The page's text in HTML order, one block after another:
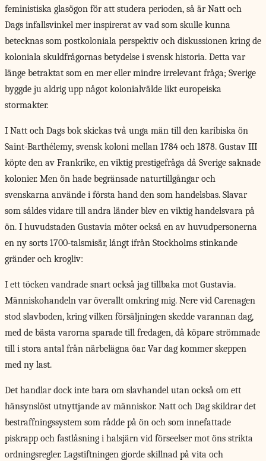
feministiska glasögon för att studera perioden, så är Natt och
Dags infallsvinkel mer inspirerat av vad som skulle kunna
betecknas som postkoloniala perspektiv och diskussionen kring de
koloniala skuldfrågornas betydelse i svensk historia. Detta var
länge betraktat som en mer eller mindre irrelevant fråga; Sverige
byggde ju aldrig upp något kolonialvälde likt europeiska
stormakter.
I Natt och Dags bok skickas två unga män till den karibiska ön
Saint-Barthélemy, svensk koloni mellan 1784 och 1878. Gustav III
köpte den av Frankrike, en viktig prestigefråga då Sverige saknade
kolonier. Men ön hade begränsade naturtillgångar och
svenskarna använde i första hand den som handelsbas. Slavar
som såldes vidare till andra länder blev en viktig handelsvara på
ön. I huvudstaden Gustavia möter också en av huvudpersonerna
en ny sorts 1700-talsmisär, långt ifrån Stockholms stinkande
gränder och krogliv:
I ett töcken vandrade snart också jag tillbaka mot Gustavia.
Människohandeln var överallt omkring mig. Nere vid Carenagen
stod slavboden, kring vilken försäljningen skedde varannan dag,
med de bästa varorna sparade till fredagen, då köpare strömmade
till i stora antal från närbelägna öar. Var dag kommer skeppen
med ny last.
Det handlar dock inte bara om slavhandel utan också om ett
hänsynslöst utnyttjande av människor. Natt och Dag skildrar det
bestraffningssystem som rådde på ön och som innefattade
piskrapp och fastlåsning i halsjärn vid förseelser mot öns strikta
ordningsregler. Lagstiftningen gjorde skillnad på vita och